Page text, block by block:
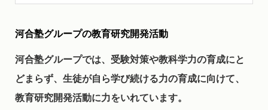
河合塾グループの教育研究開発活動
河合塾グループでは、受験対策や教科学力の育成にと
どまらず、生徒が自ら学び続ける力の育成に向けて、
教育研究開発活動に力をいれています。